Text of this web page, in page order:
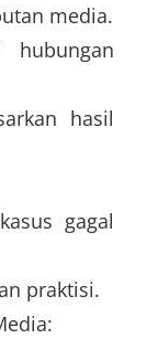
media.
hubungan
hasil
gagal
praktisi.